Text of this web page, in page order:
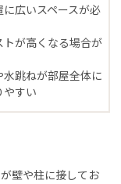
に広いスペースが必
トが高くなる場合が
水跳ねが部屋全体に
やすい
壁や柱に接してお